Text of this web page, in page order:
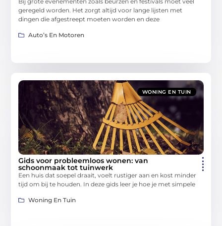
geregeld worden. Het zorgt altijd voor lange lijsten met
dingen die afgestreept moeten worden en deze
Auto’s En Motoren
WONING EN TUIN
Gids voor probleemloos wonen: van
schoonmaak tot tuinwerk
Een huis dat soepel draait, voelt rustiger aan en kost minder
tijd om bij te houden. In deze gids leer je hoe je met simpele
Woning En Tuin